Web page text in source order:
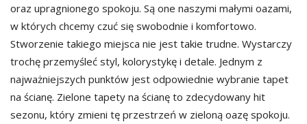
oraz upragnionego spokoju. Są one naszymi małymi oazami,
w których chcemy czuć się swobodnie i komfortowo.
Stworzenie takiego miejsca nie jest takie trudne. Wystarczy
trochę przemyśleć styl, kolorystykę i detale. Jednym z
najważniejszych punktów jest odpowiednie wybranie tapet
na ścianę. Zielone tapety na ścianę to zdecydowany hit
sezonu, który zmieni tę przestrzeń w zieloną oazę spokoju.